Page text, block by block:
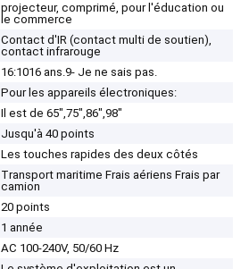
projecteur, comprimé, pour l'éducation ou
le commerce
Contact d'IR (contact multi de soutien),
contact infrarouge
16:1016 ans.9- Je ne sais pas.
Pour les appareils électroniques:
Il est de 65",75",86",98"
Jusqu'à 40 points
Les touches rapides des deux côtés
Transport maritime Frais aériens Frais par
camion
20 points
1 année
AC 100-240V, 50/60 Hz